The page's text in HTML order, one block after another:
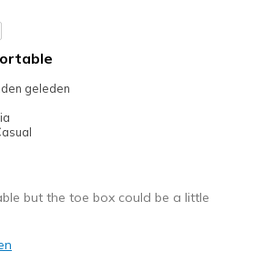
a>
geleden
but the toe box could be a little